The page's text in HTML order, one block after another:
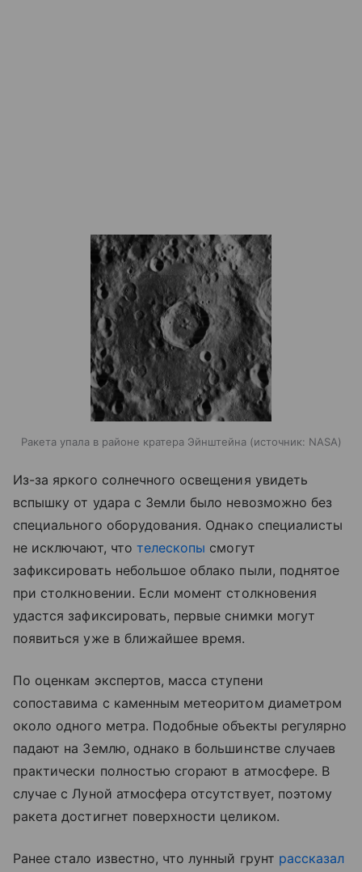
Ракета упала в районе кратера Эйнштейна источник: NASA
Из-за яркого солнечного освещения увидеть
вспышку от удара с Земли было невозможно без
специального оборудования. Однако специалисты
не исключают, что телескопы смогут
зафиксировать небольшое облако пыли, поднятое
при столкновении. Если момент столкновения
удастся зафиксировать, первые снимки могут
появиться уже в ближайшее время.
По оценкам экспертов, масса ступени
сопоставима с каменным метеоритом диаметром
около одного метра. Подобные объекты регулярно
падают на Землю, однако в большинстве случаев
практически полностью сгорают в атмосфере. В
случае с Луной атмосфера отсутствует, поэтому
ракета достигнет поверхности целиком.
Ранее стало известно, что лунный грунт рассказал